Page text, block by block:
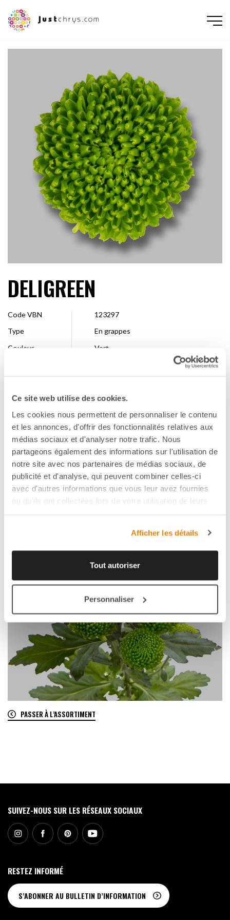
Ce site web utilise des cookies.
Les cookies nous permettent de personnaliser le contenu
et les annonces, d'offrir des fonctionnalités relatives aux
médias sociaux et d'analyser notre trafic. Nous
partageons également des informations sur l'utilisation de
notre site avec nos partenaires de médias sociaux, de
publicité et d'analyse, qui peuvent combiner celles-ci
avec d'autres informations que vous leur avez fournies
ou qu'ils ont collectées lors de votre utilisation de leurs
Afficher les détails
Tout autoriser
Personnaliser
NEDERLANDS DEUTSCH FRANÇAIS
DELIGREEN
Code VBN
123297
Type
En grappes
Couleur
Vert
Entreprise de
Deliflor Chrysanten
Disponibilité Toute la saison
FAVORI
PASSER À L’ASSORTIMENT
SUIVEZ-NOUS SUR LES RÉSEAUX SOCIAUX
RESTEZ INFORMÉ
S’ABONNER AU BULLETIN D’INFORMATION